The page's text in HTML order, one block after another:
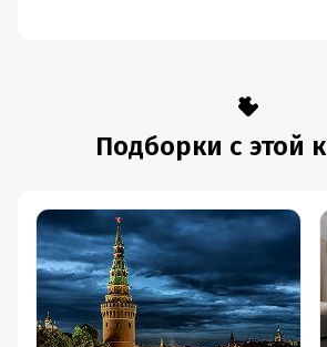
Подборки с этой